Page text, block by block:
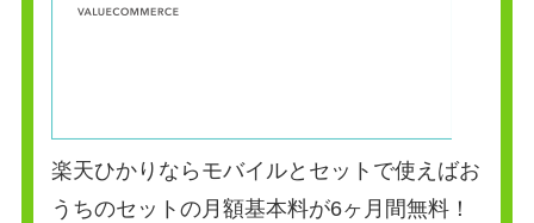
楽天ひかりならモバイルとセットで使えばお
うちのセットの月額基本料が6ヶ月間無料！